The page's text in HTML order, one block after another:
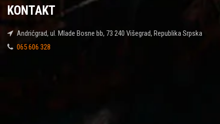
KONTAKT
Andrićgrad, ul. Mlade Bosne bb, 73 240 Višegrad, Republika Srpska
065 606 328